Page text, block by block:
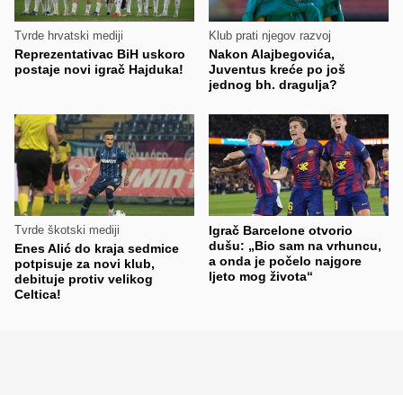
Tvrde hrvatski mediji
Reprezentativac BiH uskoro
postaje novi igrač Hajduka!
Klub prati njegov razvoj
Nakon Alajbegovića,
Juventus kreće po još
jednog bh. dragulja?
Tvrde škotski mediji
Enes Alić do kraja sedmice
potpisuje za novi klub,
debituje protiv velikog
Celtica!
Igrač Barcelone otvorio
dušu: „Bio sam na vrhuncu,
a onda je počelo najgore
ljeto mog života“